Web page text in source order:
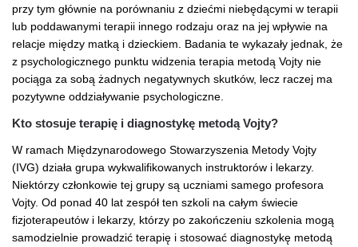
przy tym głównie na porównaniu z dziećmi niebędącymi w terapii
lub poddawanymi terapii innego rodzaju oraz na jej wpływie na
relacje między matką i dzieckiem. Badania te wykazały jednak, że
z psychologicznego punktu widzenia terapia metodą Vojty nie
pociąga za sobą żadnych negatywnych skutków, lecz raczej ma
pozytywne oddziaływanie psychologiczne.
Kto stosuje terapię i diagnostykę metodą Vojty?
W ramach Międzynarodowego Stowarzyszenia Metody Vojty
(IVG) działa grupa wykwalifikowanych instruktorów i lekarzy.
Niektórzy członkowie tej grupy są uczniami samego profesora
Vojty. Od ponad 40 lat zespół ten szkoli na całym świecie
fizjoterapeutów i lekarzy, którzy po zakończeniu szkolenia mogą
samodzielnie prowadzić terapię i stosować diagnostykę metodą